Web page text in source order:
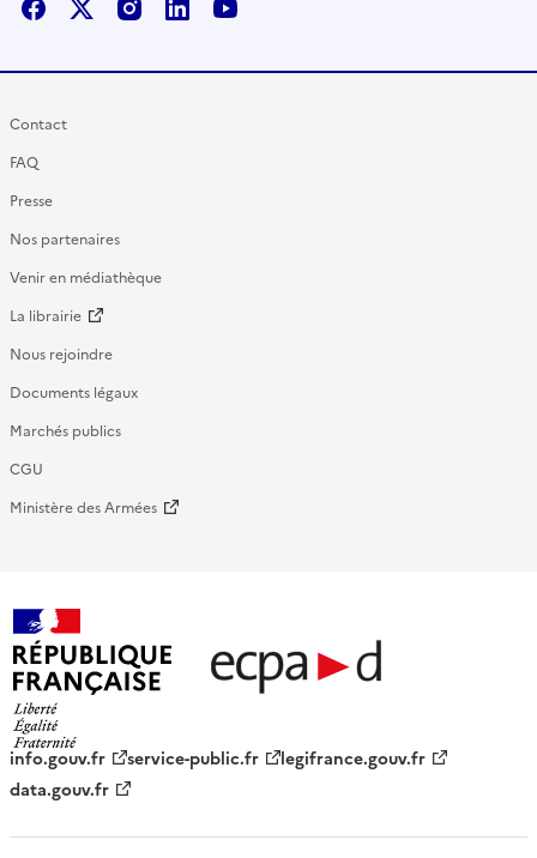
Contact
FAQ
Presse
Nos partenaires
Venir en médiathèque
La librairie
Nous rejoindre
Documents légaux
Marchés publics
CGU
Ministère des Armées
française - ECPAD
info.gouv.fr service-public.fr
legifrance.gouv.fr
data.gouv.fr